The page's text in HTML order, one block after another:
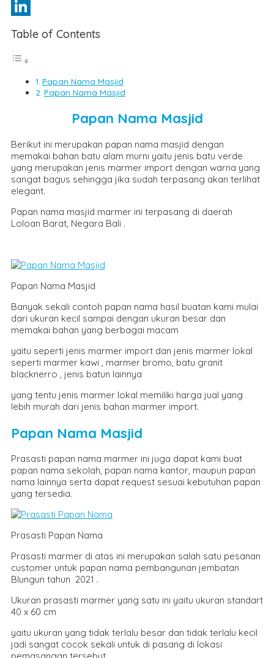
Pinterest
Table of Contents
Papan Nama Masjid
Papan Nama Masjid
Papan Nama Masjid
Berikut ini merupakan papan nama masjid dengan
memakai bahan batu alam murni yaitu jenis batu verde
yang merupakan jenis marmer import dengan warna yang
sangat bagus sehingga jika sudah terpasang akan terlihat
elegant.
Papan nama masjid marmer ini terpasang di daerah
Loloan Barat, Negara Bali .
Papan Nama Masjid
Banyak sekali contoh papan nama hasil buatan kami mulai
dari ukuran kecil sampai dengan ukuran besar dan
memakai bahan yang berbagai macam
yaitu seperti jenis marmer import dan jenis marmer lokal
seperti marmer kawi , marmer bromo, batu granit
blacknerro , jenis batun lainnya
yang tentu jenis marmer lokal memiliki harga jual yang
lebih murah dari jenis bahan marmer import.
Papan Nama Masjid
Prasasti papan nama marmer ini juga dapat kami buat
papan nama sekolah, papan nama kantor, maupun papan
nama lainnya serta dapat request sesuai kebutuhan papan
yang tersedia.
Prasasti Papan Nama
Prasasti marmer di atas ini merupakan salah satu pesanan
customer untuk papan nama pembangunan jembatan
Blungun tahun 2021 .
Ukuran prasasti marmer yang satu ini yaitu ukuran standart
40 x 60 cm
yaitu ukuran yang tidak terlalu besar dan tidak terlalu kecil
jadi sangat cocok sekali untuk di pasang di lokasi